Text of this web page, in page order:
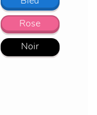
Rose
Noir